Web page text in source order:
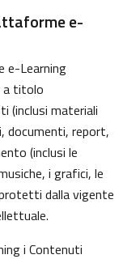
e-
e-Learning
a titolo
(inclusi materiali
documenti, report,
(inclusi le
i grafici, le
dalla vigente
i Contenuti